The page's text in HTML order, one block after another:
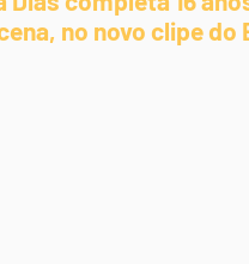
no novo clipe do